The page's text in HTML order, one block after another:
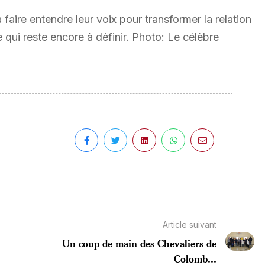
entendre leur voix pour transformer la relation
reste encore à définir. Photo: Le célèbre
Article suivant
Un coup de main des Chevaliers de
Colomb...